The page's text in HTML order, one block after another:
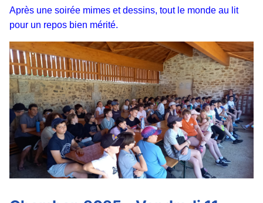
Après une soirée mimes et dessins, tout le monde au lit
pour un repos bien mérité.